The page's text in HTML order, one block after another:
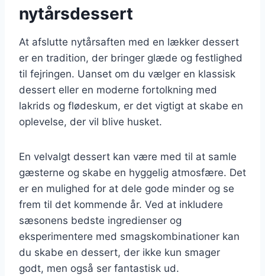
nytårsdessert
At afslutte nytårsaften med en lækker dessert
er en tradition, der bringer glæde og festlighed
til fejringen. Uanset om du vælger en klassisk
dessert eller en moderne fortolkning med
lakrids og flødeskum, er det vigtigt at skabe en
oplevelse, der vil blive husket.
En velvalgt dessert kan være med til at samle
gæsterne og skabe en hyggelig atmosfære. Det
er en mulighed for at dele gode minder og se
frem til det kommende år. Ved at inkludere
sæsonens bedste ingredienser og
eksperimentere med smagskombinationer kan
du skabe en dessert, der ikke kun smager
godt, men også ser fantastisk ud.